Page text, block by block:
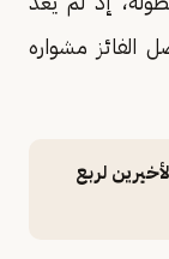
الفائز مشواره
لربع